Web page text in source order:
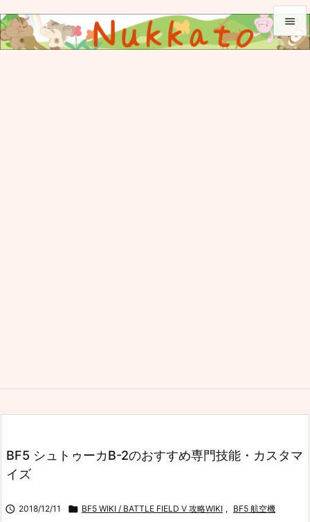


BF5 シュトゥーカB-2のおすすめ専門技能・カスタマ
イズ
 2018/12/11  BF5 WIKI / BATTLE FIELD V 攻略WIKI , BF5 航空機